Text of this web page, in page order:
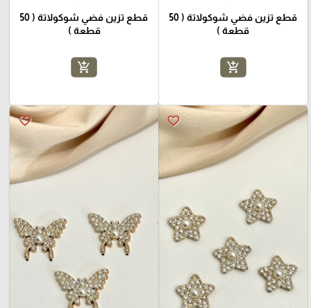
قطع تزين فضي شوكولاتة ( 50
قطعة )
add_shopping_cart
قطع تزين فضي شوكولاتة ( 50
قطعة )
add_shopping_cart
favorite_border
favorite_border